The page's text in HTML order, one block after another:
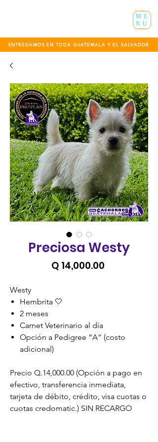
ENTREGAMOS EN TODA GUATEMALA Y EL SALVADOR
ME
NU
Preciosa Westy
Q 14,000.00Precio
Westy
Hembrita 🤍
2 meses
Carnet Veterinario al día
Opción a Pedigree “A” (costo
adicional)
Precio Q.14,000.00 (Opción a pago en
efectivo, transferencia inmediata,
tarjeta de débito, crédito, visa cuotas o
cuotas credomatic.) SIN RECARGO